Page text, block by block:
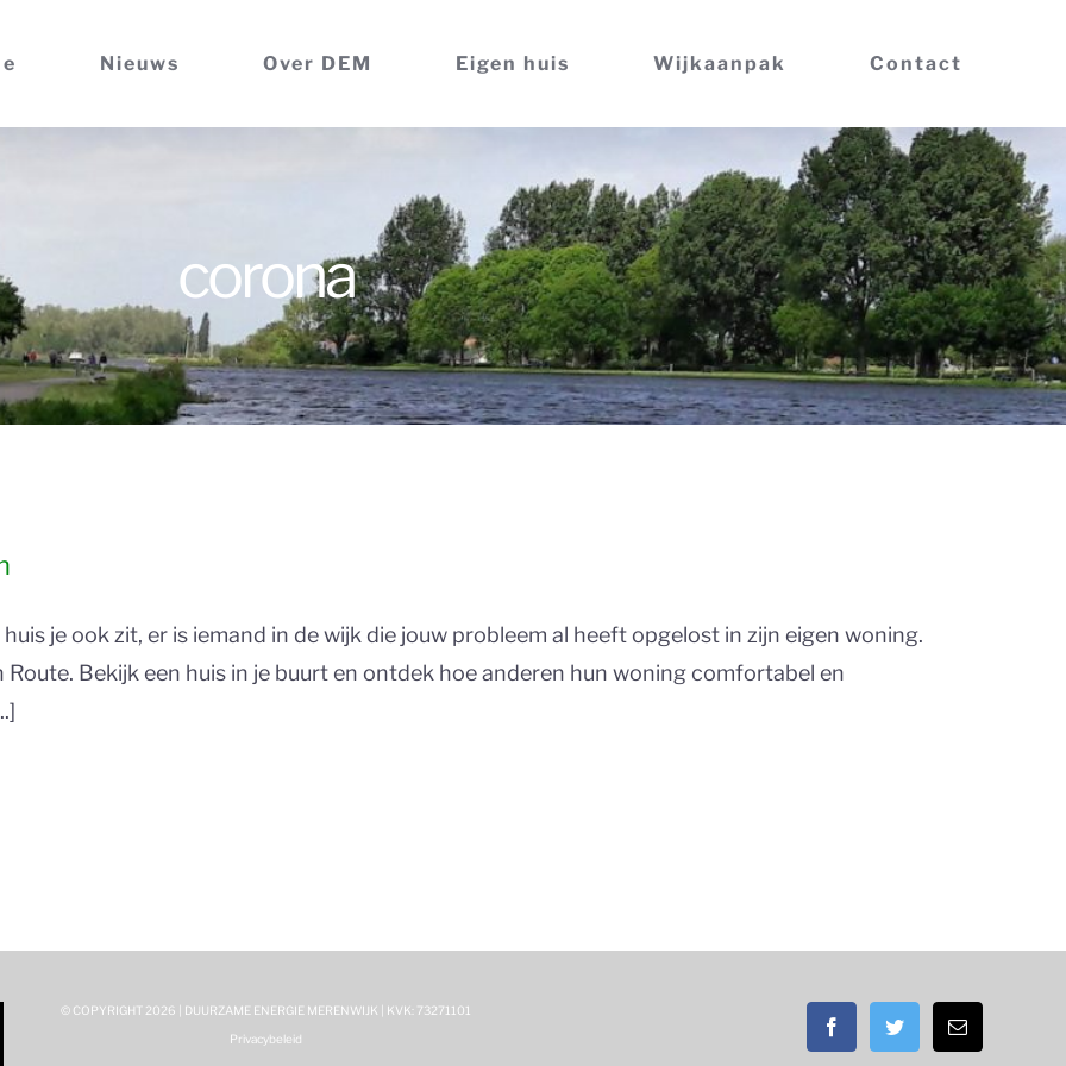
Nieuws Over DEM Eigen huis Wijkaanpak Contact
corona
je ook zit, er is iemand in de wijk die jouw probleem al heeft opgelost in zijn eigen woning.
Route. Bekijk een huis in je buurt en ontdek hoe anderen hun woning comfortabel en
© COPYRIGHT 2026 | DUURZAME ENERGIE MERENWIJK | KVK: 73271101
Privacybeleid